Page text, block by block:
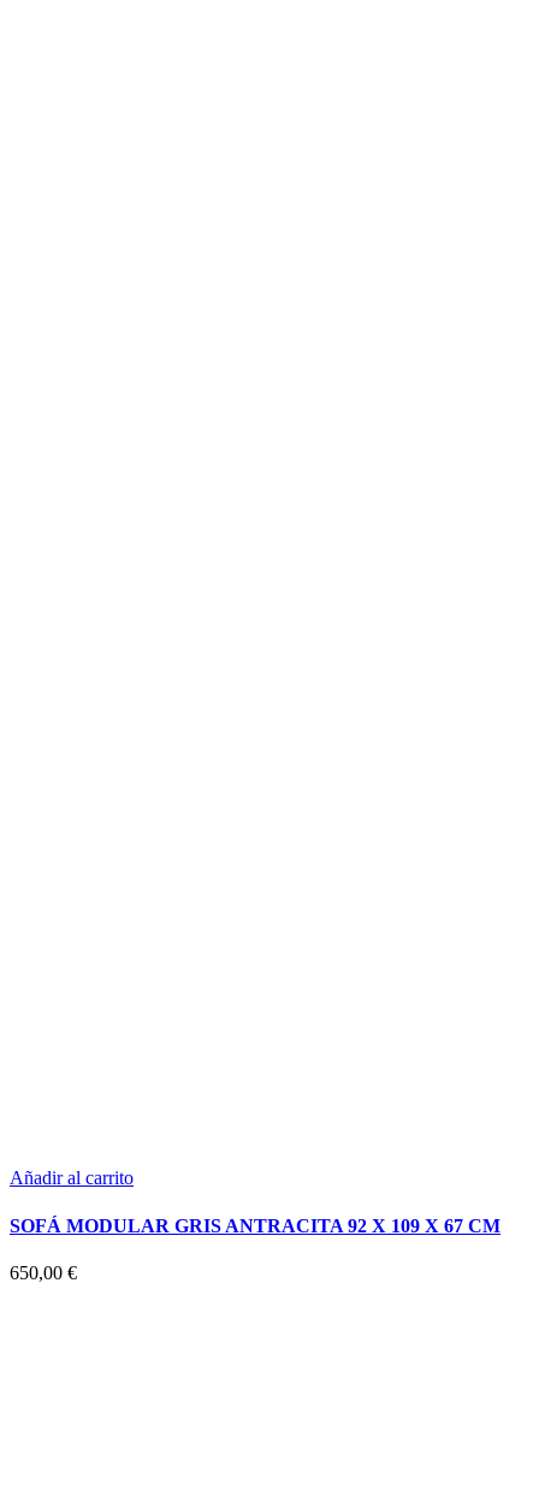
Añadir al carrito
SOFÁ MODULAR GRIS ANTRACITA 92 X 109 X 67 CM
650,00 €